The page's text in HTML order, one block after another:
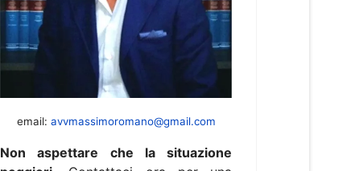
email: avvmassimoromano@gmail.com
Non aspettare che la situazione